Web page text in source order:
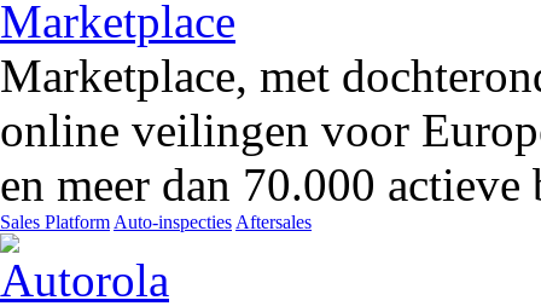
Marketplace, met
online veilingen voor
en meer dan 70.000 actieve
Sales Platform Auto-inspecties Aftersales